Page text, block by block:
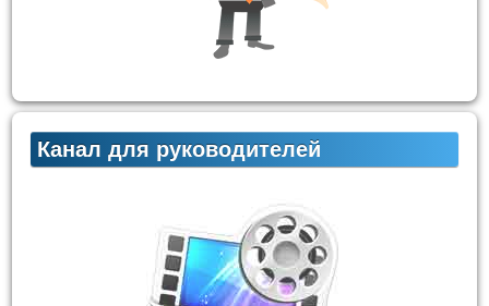
Канал для руководителей